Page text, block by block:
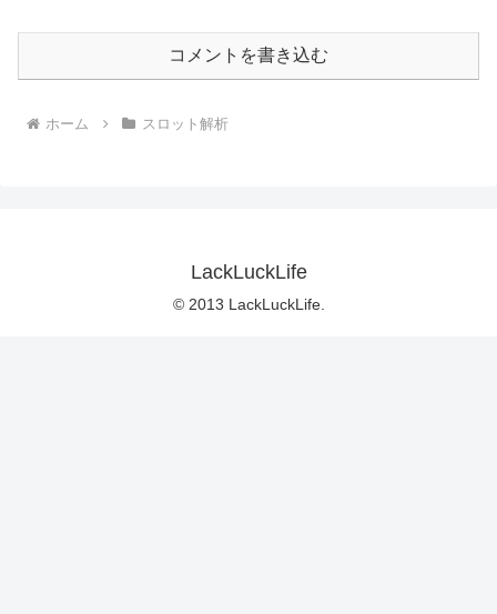
コメントを書き込む
ホーム スロット解析
LackLuckLife
© 2013 LackLuckLife.